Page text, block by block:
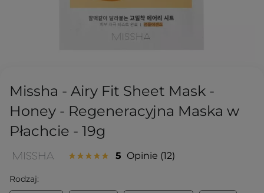
Missha - Airy Fit Sheet Mask -
Honey - Regeneracyjna Maska w
Płachcie - 19g
5 Opinie 12
Rodzaj: